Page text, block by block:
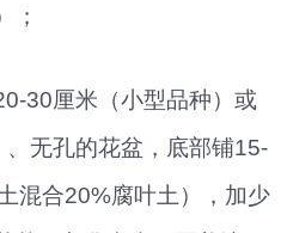
；
厘米（小型品种）或
无孔的花盆，底部铺15-
混合20%腐叶土），加少